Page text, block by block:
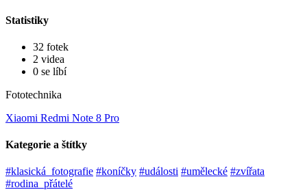
Statistiky
32 fotek
2 videa
0 se líbí
Fototechnika
Xiaomi Redmi Note 8 Pro
Kategorie a štítky
#klasická_fotografie #koníčky #události #umělecké #zvířata
#rodina_přátelé